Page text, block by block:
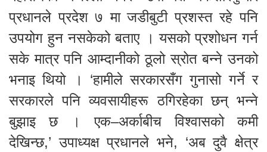
प्रधानले प्रदेश ७ मा जडीबुटी प्रशस्त रहे पनि
उपयोग हुन नसकेको बताए । यसको प्रशोधन गर्न
सके मात्र पनि आम्दानीको ठूलो स्रोत बन्ने उनको
भनाइ थियो । ‘हामीले सरकारसँग गुनासो गर्ने र
सरकारले पनि व्यवसायीहरू ठगिरहेका छन् भन्ने
बुझाइ छ । एक–अर्काबीच विश्वासको कमी
देखिन्छ,’ उपाध्यक्ष प्रधानले भने, ‘अब दुवै क्षेत्र